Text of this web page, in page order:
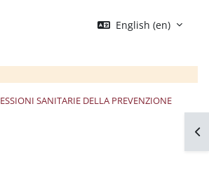
English ‎(en)‎
SANITARIE DELLA PREVENZIONE